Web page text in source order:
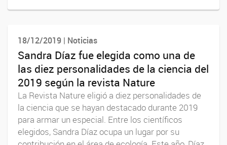
18/12/2019 | Noticias
Sandra Díaz fue elegida como una de
las diez personalidades de la ciencia del
2019 según la revista Nature
La Revista Nature eligió a diez personalidades de
la ciencia que se hayan destacado durante 2019
para armar un especial. Entre los científicos
elegidos, Sandra Díaz ocupa un lugar por su